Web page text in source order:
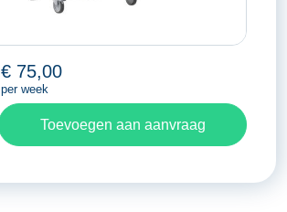
€ 75,00
per week
Toevoegen aan aanvraag